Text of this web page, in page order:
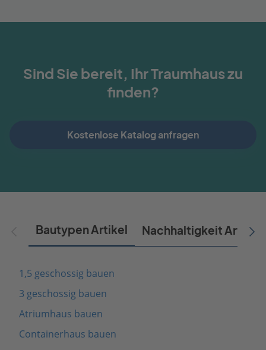
Sind Sie bereit, Ihr Traumhaus zu
finden?
Kostenlose Katalog anfragen
Bautypen Artikel Nachhaltigkeit Artikel
1,5 geschossig bauen
3 geschossig bauen
Atriumhaus bauen
Containerhaus bauen